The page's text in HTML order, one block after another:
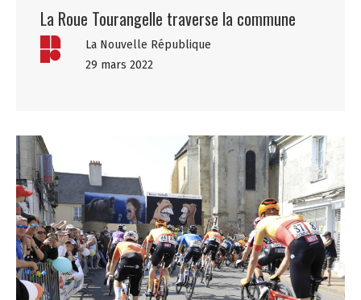
La Roue Tourangelle traverse la commune
La Nouvelle République
29 mars 2022